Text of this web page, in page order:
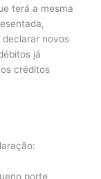
terá a mesma
novos
já
créditos
porte